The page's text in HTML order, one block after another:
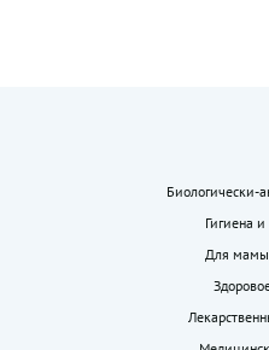
Биологически-
Гигиена
Для